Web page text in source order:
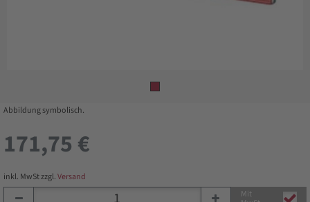
Abbildung symbolisch.
171,75 €
inkl. MwSt zzgl.Versand
Mit